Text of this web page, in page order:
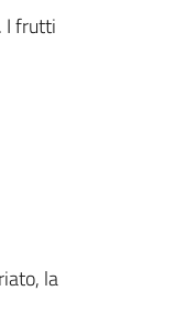
I frutti
la